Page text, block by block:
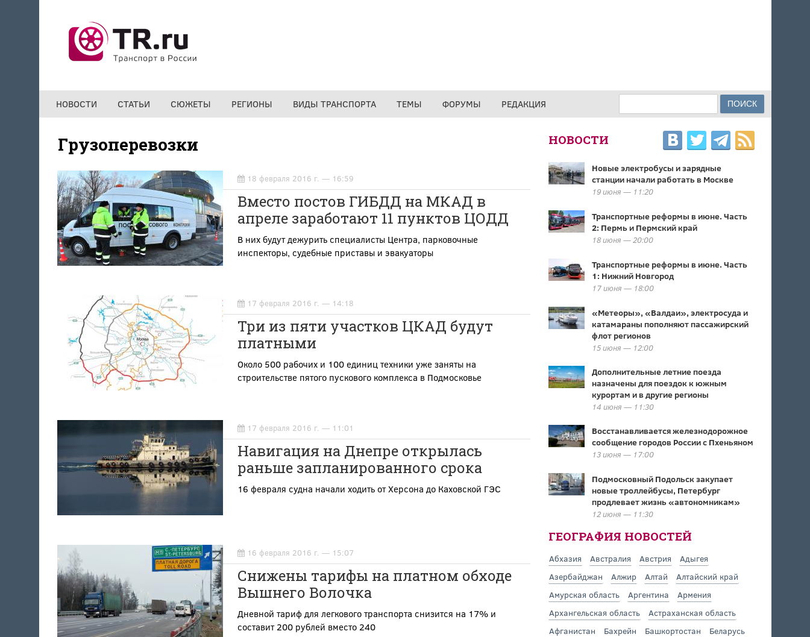
НОВОСТИ СТАТЬИ СЮЖЕТЫ РЕГИОНЫ ВИДЫ ТРАНСПОРТА ТЕМЫ ФОРУМЫ РЕДАКЦИЯ ФОРМА ПОИСКА
Грузоперевозки
18 февраля 2016 г. — 16:59
Вместо постов ГИБДД на МКАД в
апреле заработают 11 пунктов ЦОДД
В них будут дежурить специалисты Центра, парковочные
инспекторы, судебные приставы и эвакуаторы
17 февраля 2016 г. — 14:18
Три из пяти участков ЦКАД будут
платными
Около 500 рабочих и 100 единиц техники уже заняты на
строительстве пятогопусковогокомплекса в Подмосковье
17 февраля 2016 г. — 11:01
Навигация на Днепре открылась
раньше запланированного срока
16 февраля судна начали ходить от Херсона до Каховской ГЭС
16 февраля 2016 г. — 15:07
Снижены тарифы на платном обходе
Вышнего Волочка
Дневной тариф для легкового транспорта снизится на 17% и
составит 200 рублей вместо 240
НОВОСТИ
Новые электробусы и зарядные
станции начали работать в Москве
19 июня — 11:20
Транспортные реформы в июне. Часть
2: Пермь и Пермский край
18 июня — 20:00
Транспортные реформы в июне. Часть
1: Нижний Новгород
17 июня — 18:00
«Метеоры», «Валдаи», электросуда и
катамараны пополняют пассажирский
флот регионов
15 июня — 12:00
Дополнительные летние поезда
назначены для поездок к южным
курортам и в другие регионы
14 июня — 11:30
Восстанавливается железнодорожное
сообщение городов России с Пхеньяном
13 июня — 17:00
Подмосковный Подольск закупает
новые троллейбусы, Петербург
продлевает жизнь «автономникам»
12 июня — 11:30
ГЕОГРАФИЯ НОВОСТЕЙ
Абхазия Австралия Австрия
Адыгея
Азербайджан
Алжир Алтай
Алтайский край
Амурская область
Аргентина
Армения
Архангельская область
Астраханская область
Афганистан
Бахрейн Башкортостан
Беларусь